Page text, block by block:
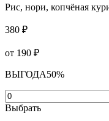
Рис, нори, копчёная
380 ₽
от 190 ₽
ВЫГОДА50%
Выбрать